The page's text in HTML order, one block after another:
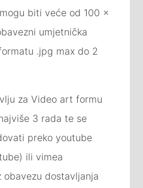
biti veće od 100 x
umjetnička
.jpg max do 2
za Video art formu
3 rada te se
preko youtube
ili vimea
obavezu dostavljanja